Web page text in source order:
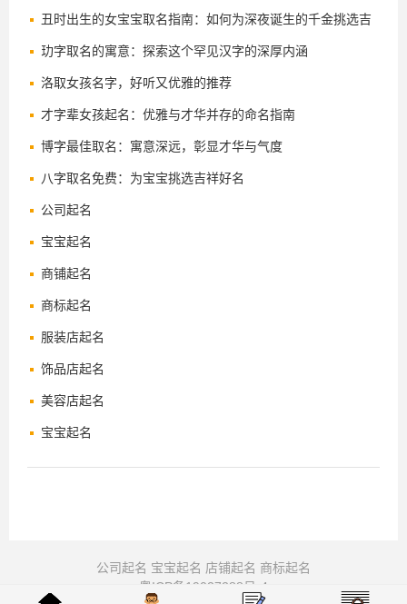
丑时出生的女宝宝取名指南：如何为深夜诞生的千金挑选吉
祥好名
玏字取名的寓意：探索这个罕见汉字的深厚内涵
洛取女孩名字，好听又优雅的推荐
才字辈女孩起名：优雅与才华并存的命名指南
博字最佳取名：寓意深远，彰显才华与气度
八字取名免费：为宝宝挑选吉祥好名
公司起名
宝宝起名
商铺起名
商标起名
服装店起名
饰品店起名
美容店起名
宝宝起名
公司起名 宝宝起名 店铺起名 商标起名
粤ICP备19027288号-4